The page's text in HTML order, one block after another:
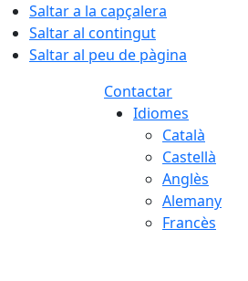
Saltar a la capçalera
Saltar al contingut
Saltar al peu de pàgina
Contactar
Idiomes
Català
Castellà
Anglès
Alemany
Francès